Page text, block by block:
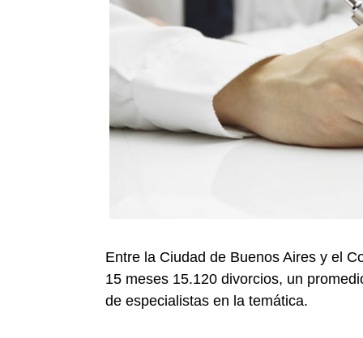
Entre la Ciudad de Buenos Aires y el
15 meses 15.120 divorcios, un
de especialistas en la temática.